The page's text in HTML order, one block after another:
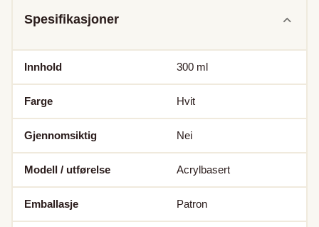
Spesifikasjoner
Innhold 300 ml
Farge Hvit
Gjennomsiktig Nei
Modell / utførelse Acrylbasert
Emballasje Patron